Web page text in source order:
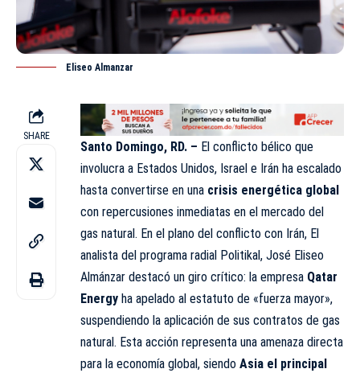
Eliseo Almanzar
SHARE
Santo Domingo, RD. – El conflicto bélico que
involucra a Estados Unidos, Israel e Irán ha escalado
hasta convertirse en una crisis energética global
con repercusiones inmediatas en el mercado del
gas natural. En el plano del conflicto con Irán, El
analista del programa radial Politikal, José Eliseo
Almánzar destacó un giro crítico: la empresa Qatar
Energy ha apelado al estatuto de «fuerza mayor»,
suspendiendo la aplicación de sus contratos de gas
natural. Esta acción representa una amenaza directa
para la economía global, siendo Asia el principal